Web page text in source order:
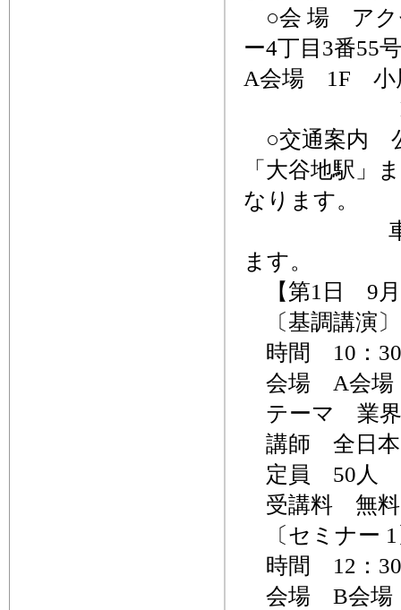
○会 場 アク
ー4丁目3番55
A会場 1F 小
B会場
○交通案内 公
「大谷地駅」
なります。
車で来場
ます。
【第1日 9月
〔基調講演〕
時間 10：30
会場 A会場
テーマ 業界
講師 全日本
定員 50人
受講料 無料
〔セミナー 1
時間 12：30
会場 B会場